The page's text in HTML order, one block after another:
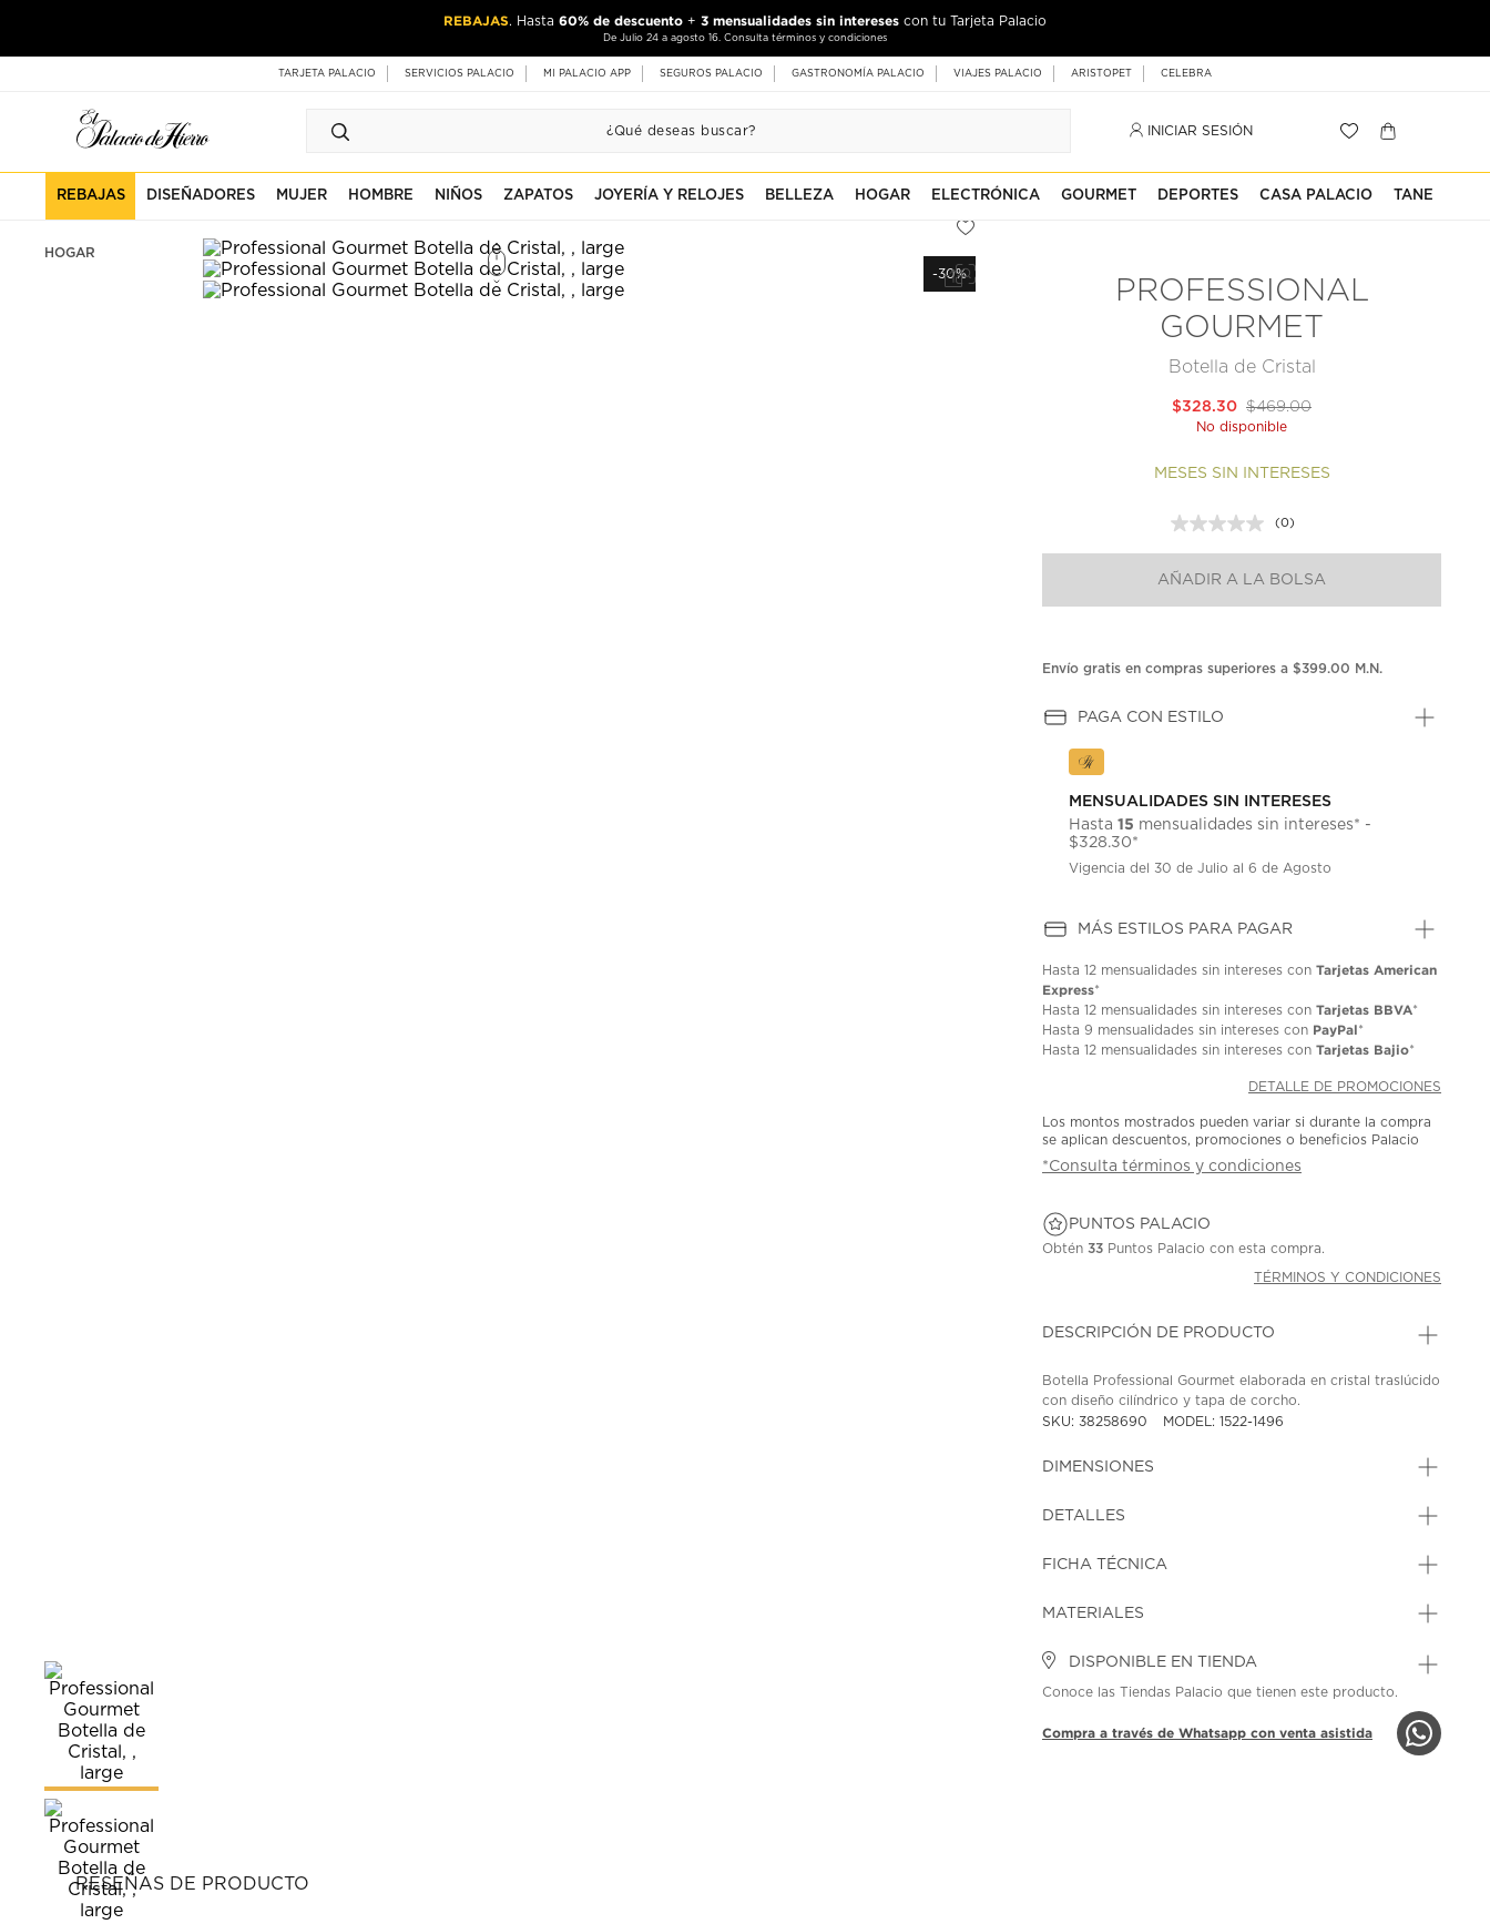
REBAJAS. Hasta 60% de descuento + 3 mensualidades sin intereses con tu Tarjeta Palacio
De Julio 24 a agosto 16. Consulta términos y condiciones
TARJETA PALACIO SERVICIOS PALACIO MI PALACIO APP SEGUROS PALACIO GASTRONOMÍA PALACIO VIAJES PALACIO ARISTOPET CELEBRA
INICIAR SESIÓN
REBAJAS DISEÑADORES MUJER HOMBRE NIÑOS ZAPATOS JOYERÍA Y RELOJES BELLEZA HOGAR ELECTRÓNICA GOURMET DEPORTES CASA PALACIO TANE
HOGAR
-30%
PROFESSIONAL
GOURMET
Botella de Cristal
$469.00
$328.30
No disponible
MESES SIN INTERESES
Sin
puntuación.
en
la
(0)
AÑADIR A LA BOLSA
Envío gratis en compras superiores a $399.00 M.N.
PAGA CON ESTILO
MENSUALIDADES SIN INTERESES
Hasta15 mensualidades sin intereses* -
$328.30*
Vigencia del 30 de Julio al 6 de Agosto
MÁS ESTILOS PARA PAGAR
Hasta12 mensualidades sin intereses conTarjetas American
Express*
Hasta12 mensualidades sin intereses conTarjetas BBVA*
Hasta9 mensualidades sin intereses con PayPal*
Hasta12 mensualidades sin intereses conTarjetas Bajio*
DETALLE DE PROMOCIONES
Los montos mostrados pueden variar si durante la compra
se aplican descuentos, promociones o beneficios Palacio
*Consulta términos y condiciones
PUNTOS PALACIO
Obtén33 Puntos Palacio con esta compra.
TÉRMINOS Y CONDICIONES
DESCRIPCIÓN DE PRODUCTO
Botella Professional Gourmet elaborada en cristal traslúcido
con diseño cilíndrico y tapa de corcho.
SKU: 38258690
MODEL: 1522-1496
DIMENSIONES
DETALLES
FICHA TÉCNICA
MATERIALES
DISPONIBLE EN TIENDA
Conoce las Tiendas Palacio que tienen este producto.
Compra a través de Whatsapp con venta asistida
RESEÑAS DE PRODUCTO